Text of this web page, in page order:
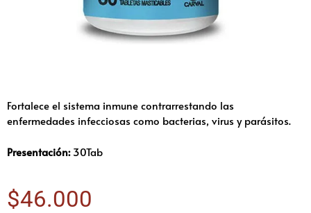
Fortalece el sistema inmune contrarrestando las
enfermedades infecciosas como bacterias, virus y parásitos.
Presentación:30Tab
$46.000